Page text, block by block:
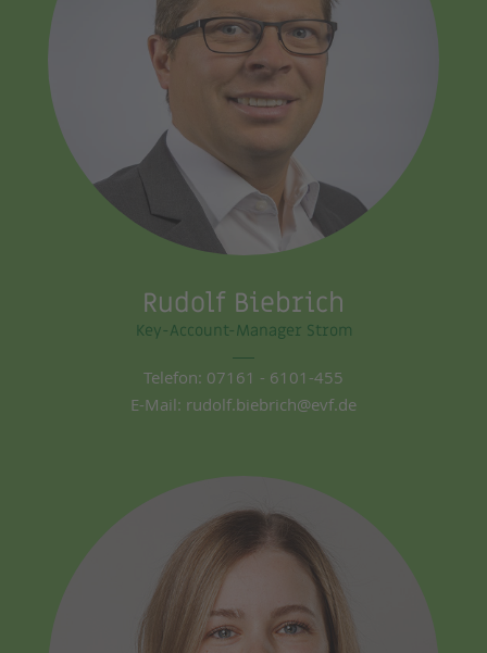
Rudolf Biebrich
Key-Account-Manager Strom
Telefon: 07161 - 6101-455
E-Mail: rudolf.biebrich@evf.de